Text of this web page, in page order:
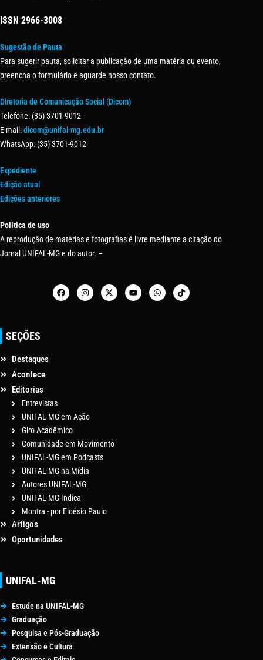
ISSN 2966-3008
Sugestão de Pauta
Para sugerir pauta, solicitar a publicação de uma matéria ou evento,
preencha o formulário e aguarde nosso contato.
Diretoria de Comunicação Social (Dicom)
Telefone: (35) 3701-9012
E-mail:dicom@unifal-mg.edu.br
WhatsApp: (35) 3701-9012
Expediente
Edição atual
Edições anteriores
Política de uso
A reprodução de matérias e fotografias é livre mediante a citação do
Jornal UNIFAL-MG e do autor. –
SEÇÕES
Destaques
Acontece
Editorias
Entrevistas
UNIFAL-MG em Ação
Giro Acadêmico
Comunidade em Movimento
UNIFAL-MG em Podcasts
UNIFAL-MG na Mídia
Autores UNIFAL-MG
UNIFAL-MG Indica
Montra - por Eloésio Paulo
Artigos
Oportunidades
UNIFAL-MG
Estude na UNIFAL-MG
Graduação
Pesquisa e Pós-Graduação
Extensão e Cultura